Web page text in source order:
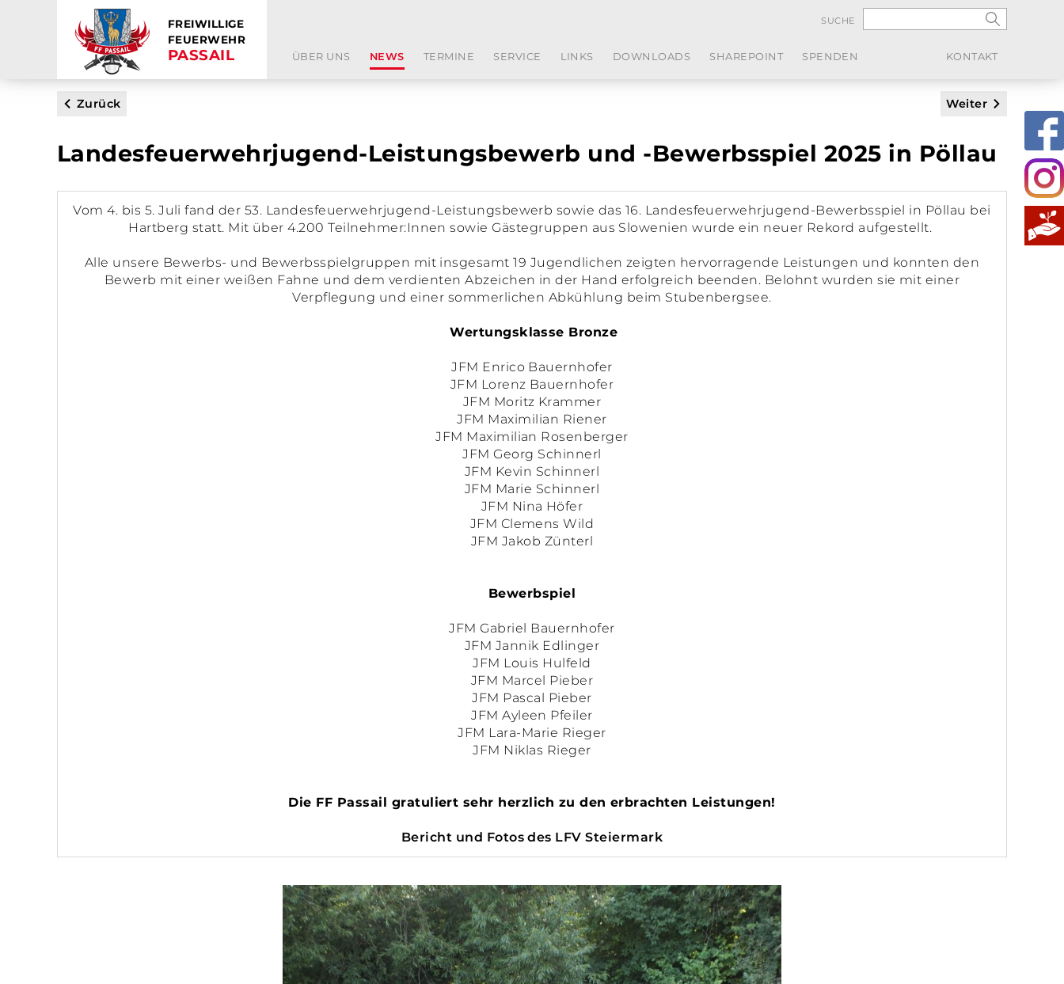
FREIWILLIGE
FEUERWEHR
PASSAIL ÜBER UNS NEWS TERMINE SERVICE LINKS DOWNLOADS SHAREPOINT SPENDEN KONTAKT
SUCHE
Zurück Weiter
Landesfeuerwehrjugend-Leistungsbewerb und -Bewerbsspiel 2025 in Pöllau
Vom 4. bis 5. Juli fand der 53. Landesfeuerwehrjugend-Leistungsbewerb sowie das 16. Landesfeuerwehrjugend-Bewerbsspiel in Pöllau bei
Hartberg statt. Mit über 4.200 Teilnehmer:Innen sowie Gästegruppen aus Slowenien wurde ein neuer Rekord aufgestellt.
Alle unsere Bewerbs- und Bewerbsspielgruppen mit insgesamt 19 Jugendlichen zeigten hervorragende Leistungen und konnten den
Bewerb mit einer weißen Fahne und dem verdienten Abzeichen in der Hand erfolgreich beenden. Belohnt wurden sie mit einer
Verpflegung und einer sommerlichen Abkühlung beim Stubenbergsee.
Wertungsklasse Bronze
JFM Enrico Bauernhofer
JFM Lorenz Bauernhofer
JFM Moritz Krammer
JFM Maximilian Riener
JFM Maximilian Rosenberger
JFM Georg Schinnerl
JFM Kevin Schinnerl
JFM Marie Schinnerl
JFM Nina Höfer
JFM Clemens Wild
JFM Jakob Zünterl
Bewerbspiel
JFM Gabriel Bauernhofer
JFM Jannik Edlinger
JFM Louis Hulfeld
JFM Marcel Pieber
JFM Pascal Pieber
JFM Ayleen Pfeiler
JFM Lara-Marie Rieger
JFM Niklas Rieger
Die FF Passail gratuliert sehr herzlich zu den erbrachten Leistungen!
Bericht und Fotos des LFV Steiermark